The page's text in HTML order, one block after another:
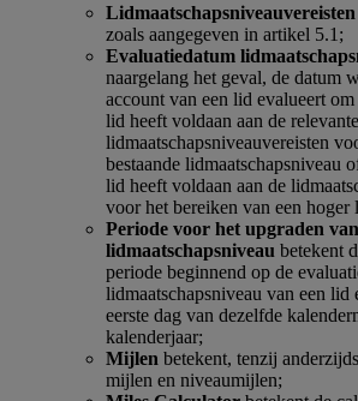
Lidmaatschapsniveauvereisten
zoals aangegeven in artikel 5.1;
Evaluatiedatum
naargelang het geval, de datum
account van een lid evalueert
lid heeft voldaan aan de relevante
lidmaatschapsniveauvereisten
bestaande lidmaatschapsniveau
lid heeft voldaan aan de
voor het bereiken van een hoger
Periode voor het upgraden
lidmaatschapsniveau betekent
periode beginnend op de
lidmaatschapsniveau van een lid
eerste dag van dezelfde
kalenderjaar;
Mijlen betekent, tenzij
mijlen en niveaumijlen;